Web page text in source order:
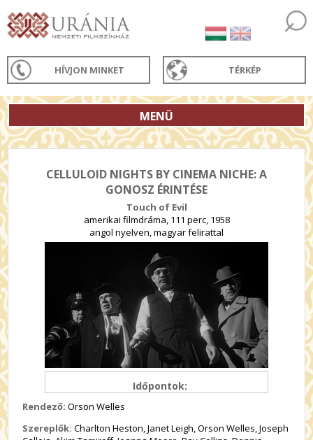
HÍVJON MINKET TÉRKÉP
MENÜ
CELLULOID NIGHTS BY CINEMA NICHE: A
GONOSZ ÉRINTÉSE
Touch of Evil
amerikai filmdráma, 111 perc, 1958
angol nyelven, magyar felirattal
Időpontok:
Rendező: Orson Welles
Szereplők:Charlton Heston, Janet Leigh, Orson Welles, Joseph